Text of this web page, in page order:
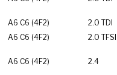
A6 C6 (4F2) 2.0 TDI
A6 C6 (4F2) 2.0 TFSI
A6 C6 (4F2) 2.4